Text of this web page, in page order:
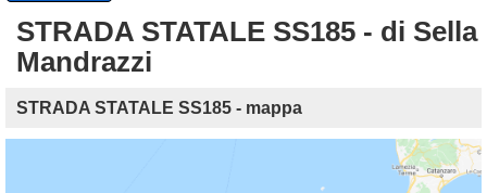
STRADA STATALE SS185 - di Sella
Mandrazzi
STRADA STATALE SS185 - mappa